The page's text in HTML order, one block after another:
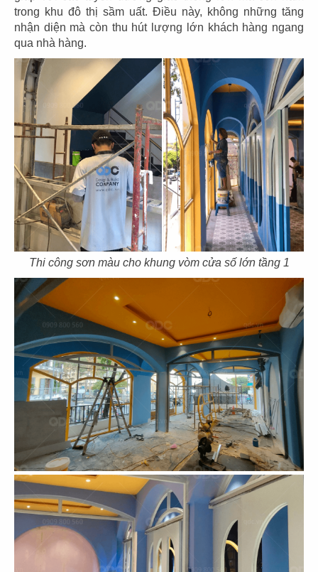
trong khu đô thị sầm uất. Điều này, không những tăng
nhận diện mà còn thu hút lượng lớn khách hàng ngang
qua nhà hàng.
Thi công sơn màu cho khung vòm cửa số lớn tầng 1
77
HẢI SẢN HOÀNG GIA
CN Ba tháng hai - Q.10
78
HẢI SẢN HOÀNG GIA
CN Nguyễn Văn Linh - Q.7
79
HẢI SẢN HOÀNG GIA
CN Phạm Văn Nghị - Q.7
80
HẢI SẢN HOÀNG GIA
CN Quốc Hương - Q.2
81
HẢI SẢN HOÀNG GIA
CN Trần Hưng Đạo - Q.1
BARTELS
CN Sonatus Building
83
BARTELS
CN Thảo Điền, Q.2
84
TAO CHA
CN Thủ Dầu Một